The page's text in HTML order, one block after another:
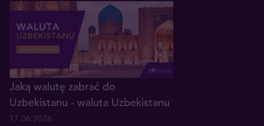
Jaką walutę zabrać do
Uzbekistanu - waluta Uzbekistanu
17.06.2026